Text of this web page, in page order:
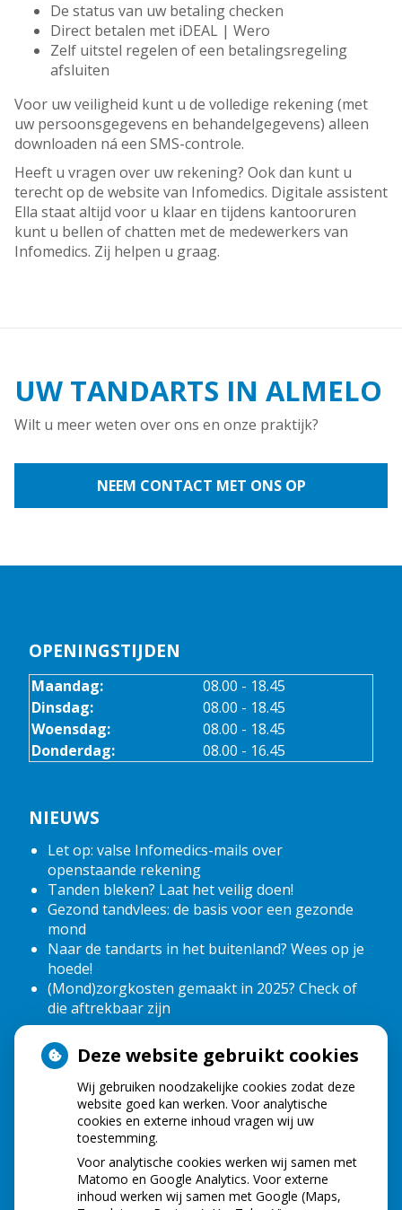
De status van uw betaling checken
Direct betalen met iDEAL | Wero
Zelf uitstel regelen of een betalingsregeling
afsluiten
Voor uw veiligheid kunt u de volledige rekening (met
uw persoonsgegevens en behandelgegevens) alleen
downloaden ná een SMS-controle.
Heeft u vragen over uw rekening? Ook dan kunt u
terecht op de website van Infomedics. Digitale assistent
Ella staat altijd voor u klaar en tijdens kantooruren
kunt u bellen of chatten met de medewerkers van
Infomedics. Zij helpen u graag.
UW TANDARTS IN ALMELO
Wilt u meer weten over ons en onze praktijk?
NEEM CONTACT MET ONS OP
OPENINGSTIJDEN
Maandag:
08.00 - 18.45
Dinsdag:
08.00 - 18.45
Woensdag:
08.00 - 18.45
Donderdag:
08.00 - 16.45
NIEUWS
Let op: valse Infomedics-mails over
openstaande rekening
Tanden bleken? Laat het veilig doen!
Gezond tandvlees: de basis voor een gezonde
mond
Naar de tandarts in het buitenland? Wees op je
hoede!
(Mond)zorgkosten gemaakt in 2025? Check of
die aftrekbaar zijn
HOE GEZOND IS JE MOND?
Deze website gebruikt cookies
Wij gebruiken noodzakelijke cookies zodat deze
website goed kan werken. Voor analytische
cookies en externe inhoud vragen wij uw
toestemming.
Voor analytische cookies werken wij samen met
Matomo en Google Analytics. Voor externe
inhoud werken wij samen met Google (Maps,